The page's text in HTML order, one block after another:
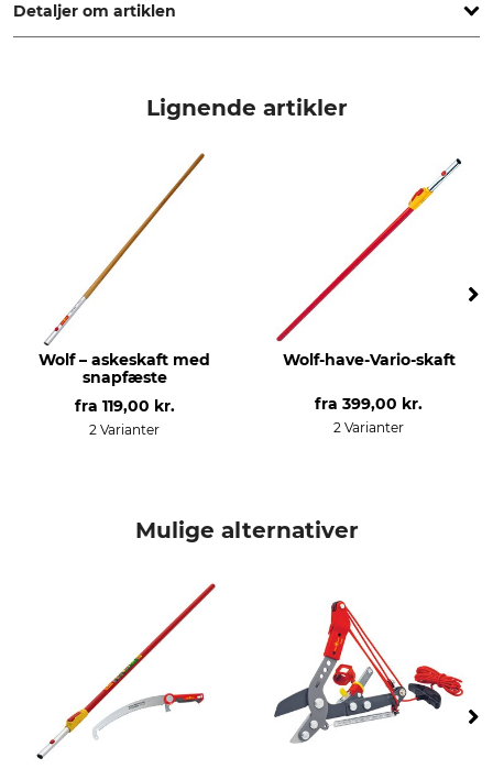
Detaljer om artiklen
Lignende artikler
Wolf – askeskaft med
snapfæste
fra 119,00 kr.
2 Varianter
Wolf-have-Vario-skaft
fra 399,00 kr.
2 Varianter
Mulige alternativer